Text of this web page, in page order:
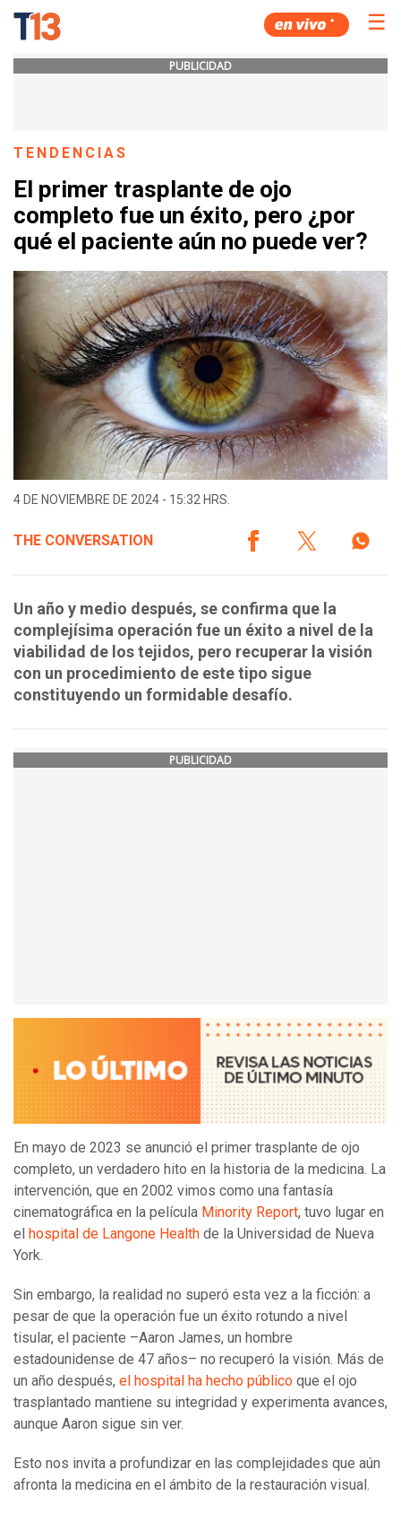
☰
PUBLICIDAD
TENDENCIAS
El primer trasplante de ojo
completo fue un éxito, pero ¿por
qué el paciente aún no puede ver?
4 DE NOVIEMBRE DE 2024 - 15:32 HRS.
THE CONVERSATION
Un año y medio después, se confirma que la
complejísima operación fue un éxito a nivel de la
viabilidad de los tejidos, pero recuperar la visión
con un procedimiento de este tipo sigue
constituyendo un formidable desafío.
PUBLICIDAD
En mayo de 2023 se anunció el primer trasplante de ojo
completo, un verdadero hito en la historia de la medicina. La
intervención, que en 2002 vimos como una fantasía
cinematográfica en la película Minority Report, tuvo lugar en
el hospital de Langone Health de la Universidad de Nueva
York.
Sin embargo, la realidad no superó esta vez a la ficción: a
pesar de que la operación fue un éxito rotundo a nivel
tisular, el paciente –Aaron James, un hombre
estadounidense de 47 años– no recuperó la visión. Más de
un año después, el hospital ha hecho público que el ojo
trasplantado mantiene su integridad y experimenta avances,
aunque Aaron sigue sin ver.
Esto nos invita a profundizar en las complejidades que aún
afronta la medicina en el ámbito de la restauración visual.